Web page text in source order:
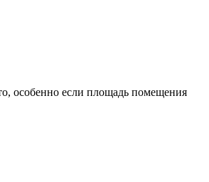
особенно если площадь помещения